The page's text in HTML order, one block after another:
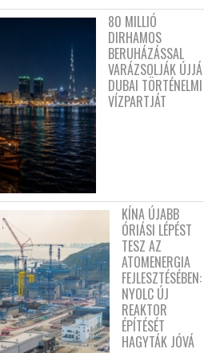
80 MILLIÓ
DIRHAMOS
BERUHÁZÁSSAL
VARÁZSOLJÁK ÚJJÁ
DUBAI TÖRTÉNELMI
VÍZPARTJÁT
KÍNA ÚJABB
ÓRIÁSI LÉPÉST
TESZ AZ
ATOMENERGIA
FEJLESZTÉSÉBEN:
NYOLC ÚJ
REAKTOR
ÉPÍTÉSÉT
HAGYTÁK JÓVÁ